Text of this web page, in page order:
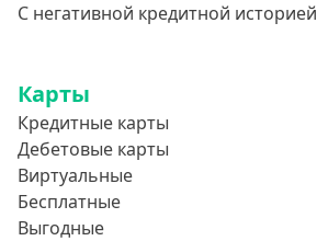
С негативной кредитной историей
Карты
Кредитные карты
Дебетовые карты
Виртуальные
Бесплатные
Выгодные